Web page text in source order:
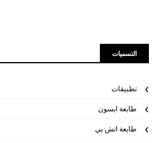
التسميات
تطبيقات
طابعة ابسون
طابعة اتش بي